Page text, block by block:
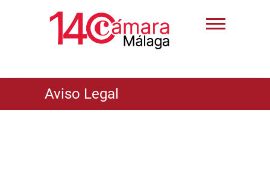
Aviso Legal